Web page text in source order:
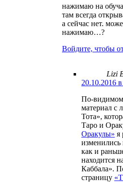
нажимаю на
там всегда
а сейчас нет.
нажимаю…?
Войдите, чтобы
Lizi
20.10.2016
По-
материал с
Тота»,
Таро и
Оракулы» я
изменились
как и
находится
Каббала».
страницу